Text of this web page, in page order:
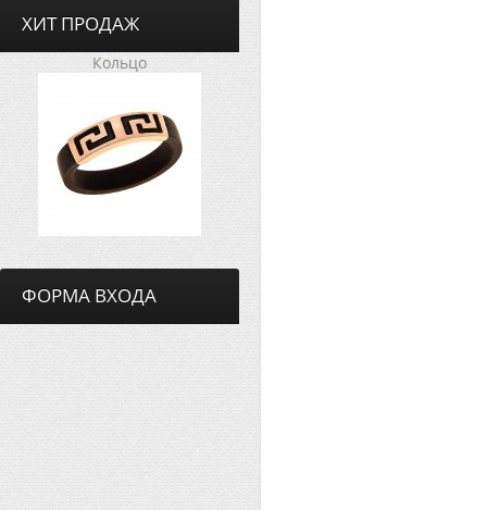
ХИТ ПРОДАЖ
Кольцо
ФОРМА ВХОДА